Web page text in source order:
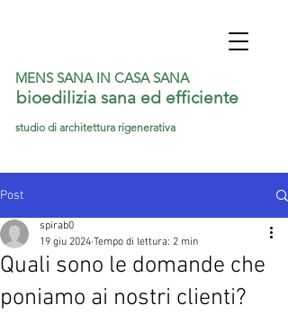
MENS SANA IN CASA SANA
studio di architettura rigenerativa
bioedilizia sana ed efficiente
Post
Quali sono le domande che
poniamo ai nostri clienti?
spirab0
19 giu 2024 Tempo di lettura: 2 min